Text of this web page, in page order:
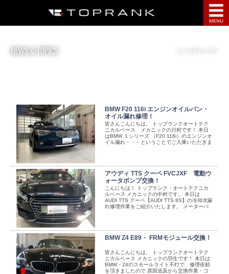
部品・用品
サービス案内
インフォメーション
会社案内
NEWS & TOPICS
BMW F20 116i エンジンオイルパン・
オイル漏れ修理！
皆さんこんにちは。 トップランクオートテク
ニカルベース メカニックの川村です！ 本日
はBMW １シリーズ （F20 116i）のエンジンオ
イル漏れ・・・ということでご入庫いただきま
アウディ TTS クーペ FVCJXF 電動ウ
ォータポンプ交換！
こんにちは！ トップランク・オートテクニカ
ルベース メカニックの中村です。 本日は
AUDI TTS クーペ【AUDI TTS 8S】の冷却水漏
れ修理作業をご紹介いたします。 メーターパ
BMW Z4 E89・ FRMモジュール交換！
皆さんこんにちは。 トップランクオートテク
ニカルベース メカニックの羽生です！ 本日は
BMW・Z4のスモールライト不灯で、修理依頼
を頂きましたので 原因追及から交換作業・コ